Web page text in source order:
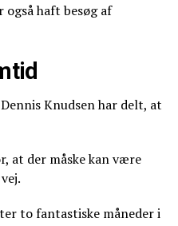
også haft besøg af
Knudsen har delt, at
at der måske kan være
to fantastiske måneder i